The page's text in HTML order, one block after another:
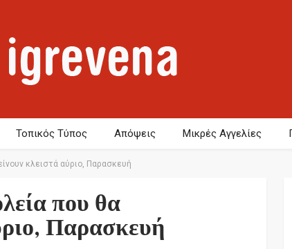
Τοπικός Τύπος Απόψεις Μικρές Αγγελίες
κλειστά αύριο, Παρασκευή
που θα
Παρασκευή